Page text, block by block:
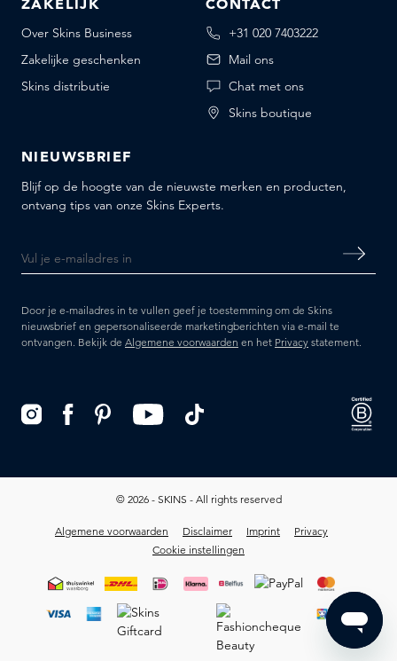
ZAKELIJK
Over Skins Business
Zakelijke geschenken
Skins distributie
CONTACT
+31 020 7403222
Mail ons
Chat met ons
Skins boutique
NIEUWSBRIEF
Blijf op de hoogte van de nieuwste merken en producten,
ontvang tips van onze Skins Experts.
Door je e-mailadres in te vullen geef je toestemming om de Skins
nieuwsbrief en gepersonaliseerde marketingberichten via e-mail te
ontvangen. Bekijk de Algemene voorwaarden en het Privacy statement.
© 2026 - SKINS - All rights reserved
Algemene voorwaarden Disclaimer Imprint
Privacy
Cookie instellingen